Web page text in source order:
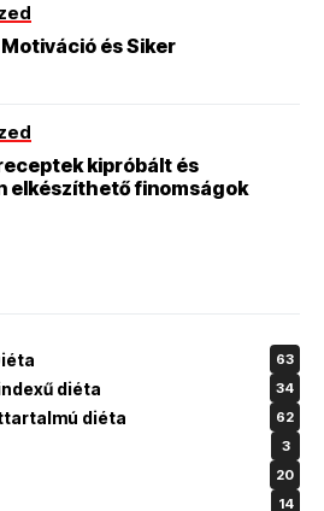
és Siker
kipróbált és
elkészíthető finomságok
63
diéta 34
diéta 62
3
20
14